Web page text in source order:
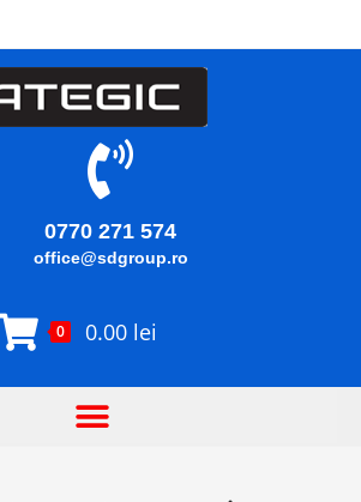
0770 271 574
office@sdgroup.ro
0 0.00 lei